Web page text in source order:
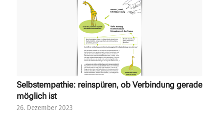
Selbstempathie: reinspüren, ob Verbindung gerade
möglich ist
26. Dezember 2023